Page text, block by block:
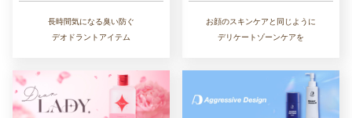
長時間気になる臭い防ぐ
デオドラントアイテム
お顔のスキンケアと同じように
デリケートゾーンケアを